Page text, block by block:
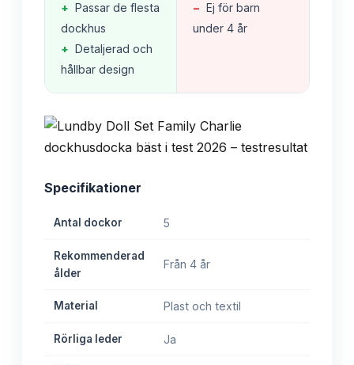
+ Passar de flesta
dockhus
+ Detaljerad och
hållbar design
− Ej för barn
under 4 år
Specifikationer
Antal dockor 5
Rekommenderad
ålder
Från 4 år
Material Plast och textil
Rörliga leder Ja